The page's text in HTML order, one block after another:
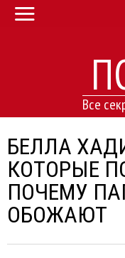
Все
БЕЛЛА
КОТОРЫЕ
ПОЧЕМУ
ОБОЖАЮТ